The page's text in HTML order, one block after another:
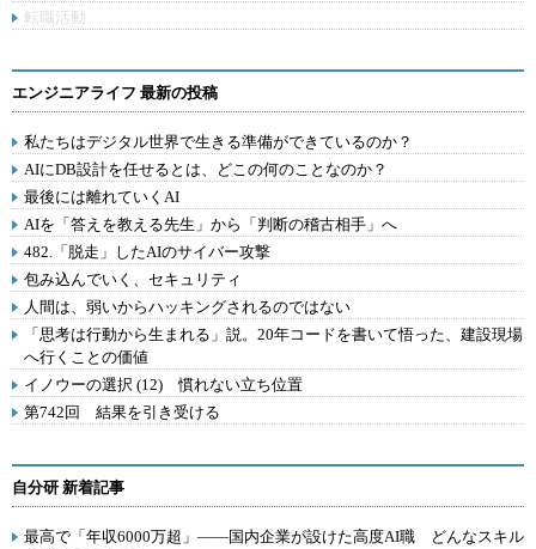
転職活動
エンジニアライフ 最新の投稿
私たちはデジタル世界で生きる準備ができているのか？
AIにDB設計を任せるとは、どこの何のことなのか？
最後には離れていくAI
AIを「答えを教える先生」から「判断の稽古相手」へ
482.「脱走」したAIのサイバー攻撃
包み込んでいく、セキュリティ
人間は、弱いからハッキングされるのではない
「思考は行動から生まれる」説。20年コードを書いて悟った、建設現場
へ行くことの価値
イノウーの選択 (12) 慣れない立ち位置
第742回 結果を引き受ける
自分研 新着記事
最高で「年収6000万超」――国内企業が設けた高度AI職 どんなスキル